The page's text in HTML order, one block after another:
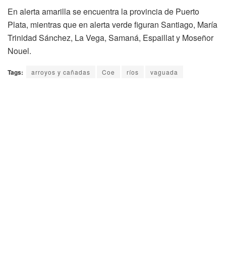
En alerta amarilla se encuentra la provincia de Puerto
Plata, mientras que en alerta verde figuran Santiago, María
Trinidad Sánchez, La Vega, Samaná, Espaillat y Moseñor
Nouel.
Tags: arroyos y cañadas Coe ríos vaguada